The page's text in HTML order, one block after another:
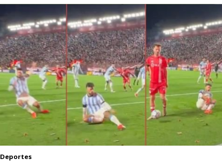
Deportes